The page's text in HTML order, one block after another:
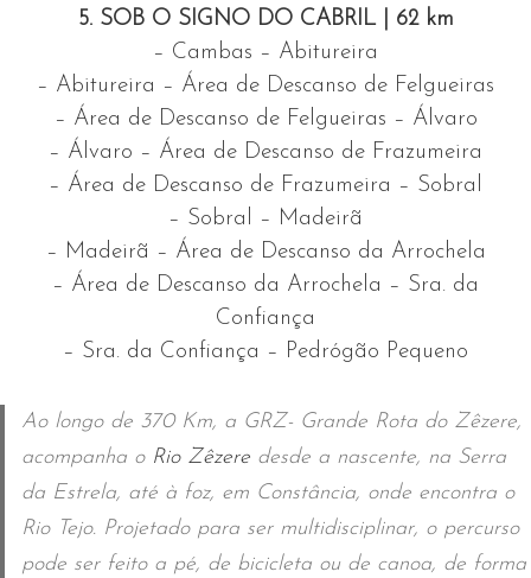
5. SOB O SIGNO DO CABRIL
62 km
– Cambas – Abitureira
– Abitureira – Área de Descanso de Felgueiras
– Área de Descanso de Felgueiras – Álvaro
– Álvaro – Área de Descanso de Frazumeira
– Área de Descanso de Frazumeira – Sobral
– Sobral – Madeirã
– Madeirã – Área de Descanso da Arrochela
– Área de Descanso da Arrochela – Sra. da
Confiança
– Sra. da Confiança – Pedrógão Pequeno
Ao longo de 370 Km, a GRZ- Grande Rota do Zêzere,
acompanha o Rio Zêzere desde a nascente, na Serra
da Estrela, até à foz, em Constância, onde encontra o
Rio Tejo. Projetado para ser multidisciplinar, o percurso
pode ser feito a pé, de bicicleta ou de canoa, de forma